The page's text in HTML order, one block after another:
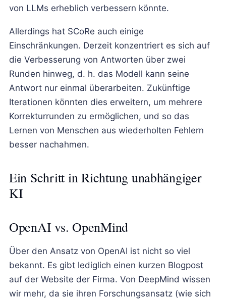
von LLMs erheblich verbessern könnte.
Allerdings hat SCoRe auch einige
Einschränkungen. Derzeit konzentriert es sich auf
die Verbesserung von Antworten über zwei
Runden hinweg, d. h. das Modell kann seine
Antwort nur einmal überarbeiten. Zukünftige
Iterationen könnten dies erweitern, um mehrere
Korrekturrunden zu ermöglichen, und so das
Lernen von Menschen aus wiederholten Fehlern
besser nachahmen.
Ein Schritt in Richtung unabhängiger
KI
OpenAI vs. OpenMind
Über den Ansatz von OpenAI ist nicht so viel
bekannt. Es gibt lediglich einen kurzen Blogpost
auf der Website der Firma. Von DeepMind wissen
wir mehr, da sie ihren Forschungsansatz (wie sich